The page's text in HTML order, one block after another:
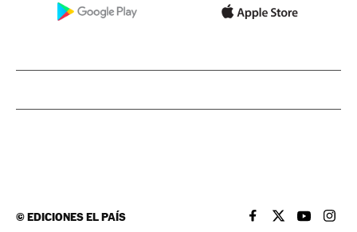
©EDICIONES EL PAÍS EL PAÍS BRASIL EN
EL PAÍSEL PAÍS
EL